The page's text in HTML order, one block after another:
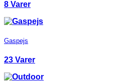
8 Varer
Gaspejs
23 Varer